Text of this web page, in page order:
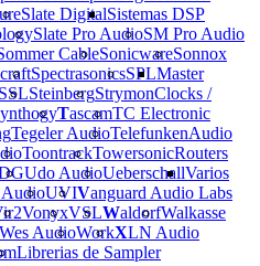
Slate Digital
Slate Pro AudioSM Pro Audio
CableSonicwareSonnox
SpectrasonicsSPL
SSLSteinbergStrymon
TascamTC Electronic
Tegeler AudioTelefunken
ToontrackTowersonic
Udo AudioUeberschall
UVIVanguard Audio Labs
VonyxVSLWaldorfWalkasse
Wes AudioWorkXLN Audio
Sistemas DSP
Master
Clocks /
Audio
Routers
Varios
Librerias de Sampler